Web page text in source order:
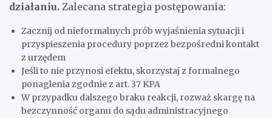
działaniu. Zalecana strategia postępowania:
Zacznij od nieformalnych prób wyjaśnienia sytuacji i
przyspieszenia procedury poprzez bezpośredni kontakt
z urzędem
Jeśli to nie przynosi efektu, skorzystaj z formalnego
ponaglenia zgodnie z art. 37 KPA
W przypadku dalszego braku reakcji, rozważ skargę na
bezczynność organu do sądu administracyjnego